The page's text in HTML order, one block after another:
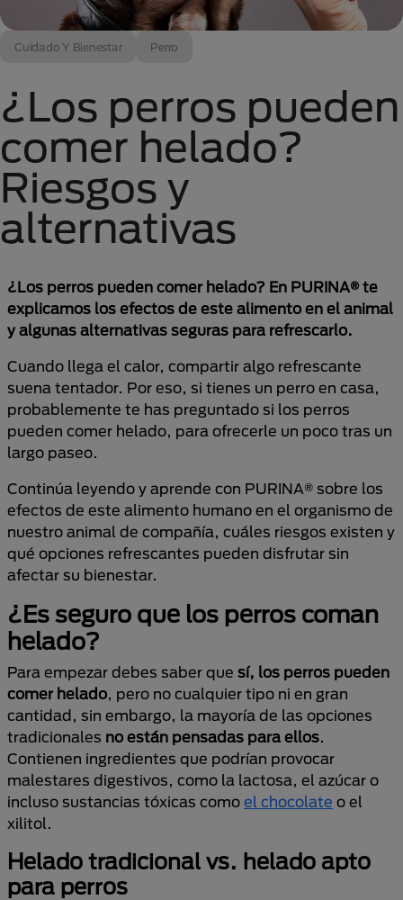
Cuidado Y Bienestar Perro
¿Los perros pueden
comer helado?
Riesgos y
alternativas
¿Los perros pueden comer helado? En PURINA® te
explicamos los efectos de este alimento en el animal
y algunas alternativas seguras para refrescarlo.
Cuando llega el calor, compartir algo refrescante
suena tentador. Por eso, si tienes un perro en casa,
probablemente te has preguntado si los perros
pueden comer helado, para ofrecerle un poco tras un
largo paseo.
Continúa leyendo y aprende con PURINA® sobre los
efectos de este alimento humano en el organismo de
nuestro animal de compañía, cuáles riesgos existen y
qué opciones refrescantes pueden disfrutar sin
afectar su bienestar.
¿Es seguro que los perros coman
helado?
Para empezar debes saber que sí, los perros pueden
comer helado, pero no cualquier tipo ni en gran
cantidad, sin embargo, la mayoría de las opciones
tradicionales no están pensadas para ellos.
Contienen ingredientes que podrían provocar
malestares digestivos, como la lactosa, el azúcar o
incluso sustancias tóxicas como el chocolate o el
xilitol.
Helado tradicional vs. helado apto
para perros